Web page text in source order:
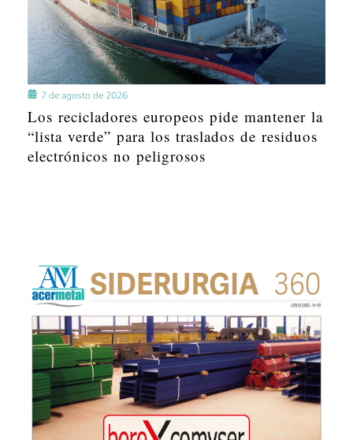
7 de agosto de 2026
Los recicladores europeos pide mantener la
“lista verde” para los traslados de residuos
electrónicos no peligrosos